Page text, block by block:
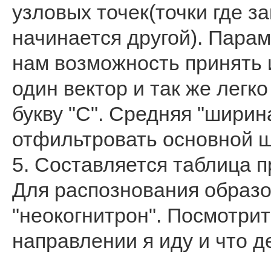
узловых точек(точки где
начинается другой).
нам возможность
один вектор и так же
букву "С". Средняя
отфильтровать основной
5. Составляется таблица
Для распознования
"неокогнитрон".
направлении я иду и что